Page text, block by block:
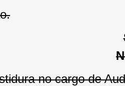
no cargo de